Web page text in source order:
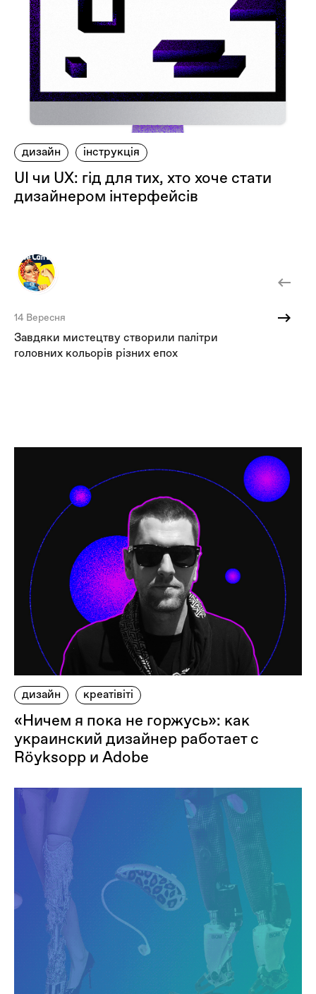
дизайн інструкція
UI чи UX: гід для тих, хто хоче стати
дизайнером інтерфейсів
14 Вересня
Завдяки мистецтву створили палітри
головних кольорів різних епох
дизайн креатівіті
«Ничем я пока не горжусь»: как
украинский дизайнер работает с
Röyksopp и Adobe